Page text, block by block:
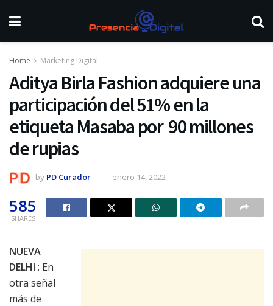
Home Marketing Digital
Aditya Birla Fashion adquiere una
participación del 51% en la
etiqueta Masaba por ₹ 90 millones
de rupias
by PD Curador enero 14, 2022
585
SHARES
NUEVA
DELHI : En
otra señal
más de